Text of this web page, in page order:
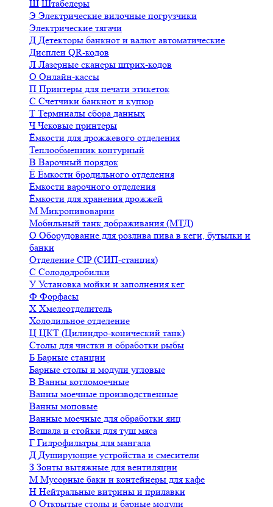
Ш Штабелеры
Э Электрические вилочные погрузчики
Электрические тягачи
Д Детекторы банкнот и валют автоматические
Дисплеи QR-кодов
Л Лазерные сканеры штрих-кодов
О Онлайн-кассы
П Принтеры для печати этикеток
С Счетчики банкнот и купюр
Т Терминалы сбора данных
ЧЧековые принтеры
Ёмкости для дрожжевого отделения
Теплообменник контурный
В Варочный порядок
Ё Ёмкости бродильного отделения
Ёмкости варочного отделения
Ёмкости для хранения дрожжей
М Микропивоварни
Мобильный танк дображивания (МТД)
О Оборудование для розлива пива в кеги, бутылки и
банки
Отделение CIP (СИП-станция)
С Солододробилки
У Установка мойки и заполнения кег
Ф Форфасы
Х Хмелеотделитель
Холодильное отделение
Ц ЦКТ (Цилиндро-конический танк)
Столы для чистки и обработки рыбы
Б Барные станции
Барные столы и модули угловые
В Ванны котломоечные
Ванны моечные производственные
Ванны моповые
Ванные моечные для обработки яиц
Вешала и стойки для туш мяса
Г Гидрофильтры для мангала
Д Душирующие устройства и смесители
З Зонты вытяжные для вентиляции
М Мусорные баки и контейнеры для кафе
Н Нейтральные витрины и прилавки
О Открытые столы и барные модули